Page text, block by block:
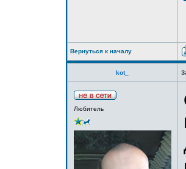
Вернуться к началу
kot_
Любитель